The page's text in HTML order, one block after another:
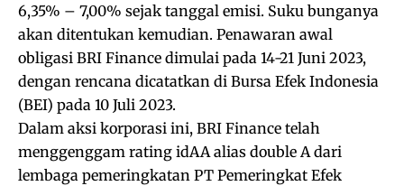
6,35% – 7,00% sejak tanggal emisi. Suku bunganya
akan ditentukan kemudian. Penawaran awal
obligasi BRI Finance dimulai pada 14-21 Juni 2023,
dengan rencana dicatatkan di Bursa Efek Indonesia
(BEI) pada 10 Juli 2023.
Dalam aksi korporasi ini, BRI Finance telah
menggenggam rating idAA alias double A dari
lembaga pemeringkatan PT Pemeringkat Efek